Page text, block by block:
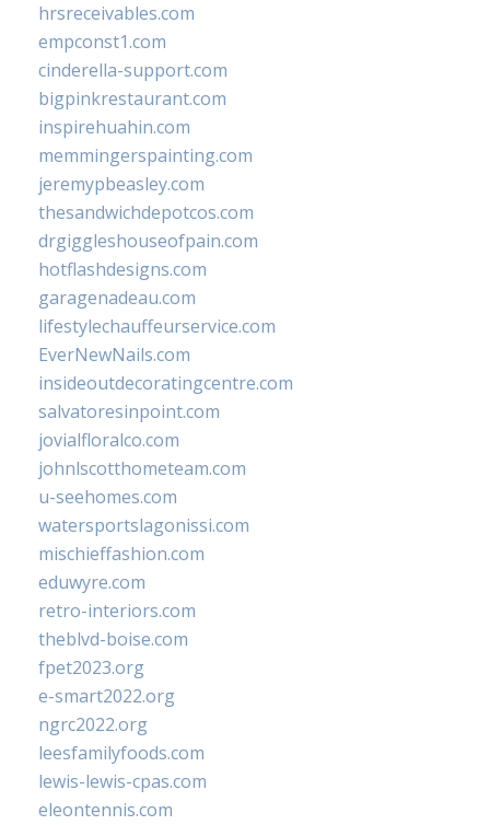
hrsreceivables.com
empconst1.com
cinderella-support.com
bigpinkrestaurant.com
inspirehuahin.com
memmingerspainting.com
jeremypbeasley.com
thesandwichdepotcos.com
drgiggleshouseofpain.com
hotflashdesigns.com
garagenadeau.com
lifestylechauffeurservice.com
EverNewNails.com
insideoutdecoratingcentre.com
salvatoresinpoint.com
jovialfloralco.com
johnlscotthometeam.com
u-seehomes.com
watersportslagonissi.com
mischieffashion.com
eduwyre.com
retro-interiors.com
theblvd-boise.com
fpet2023.org
e-smart2022.org
ngrc2022.org
leesfamilyfoods.com
lewis-lewis-cpas.com
eleontennis.com